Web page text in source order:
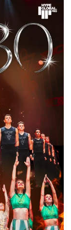
3-
2026-08-03
2026-11-14